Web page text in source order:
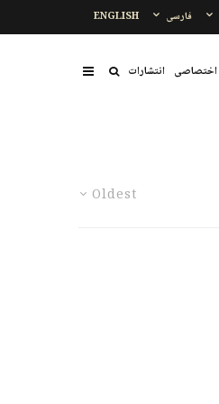
ENGLISH فارسی
اختصاصی انتشارات
Oldest